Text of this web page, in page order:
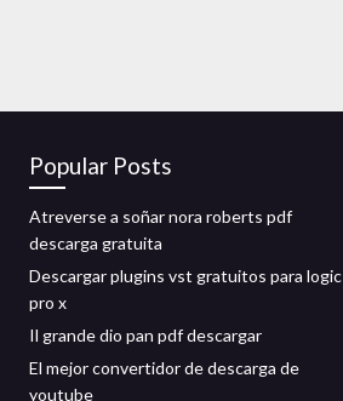
Popular Posts
Atreverse a soñar nora roberts pdf
descarga gratuita
Descargar plugins vst gratuitos para logic
pro x
Il grande dio pan pdf descargar
El mejor convertidor de descarga de
youtube